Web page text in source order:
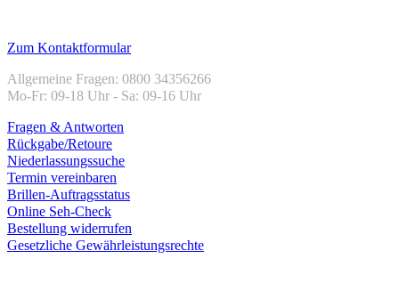
Zum Kontaktformular
Allgemeine Fragen: 0800 34356266
Mo-Fr: 09-18 Uhr - Sa: 09-16 Uhr
Fragen & Antworten
Rückgabe/Retoure
Niederlassungssuche
Termin vereinbaren
Brillen-Auftragsstatus
Online Seh-Check
Bestellung widerrufen
Gesetzliche Gewährleistungsrechte